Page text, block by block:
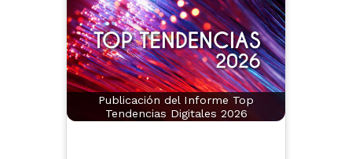
Publicación del Informe Top
Tendencias Digitales 2026